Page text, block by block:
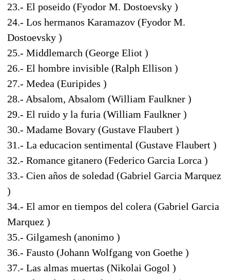
23.- El poseido (Fyodor M. Dostoevsky )
24.- Los hermanos Karamazov (Fyodor M.
Dostoevsky )
25.- Middlemarch (George Eliot )
26.- El hombre invisible (Ralph Ellison )
27.- Medea (Euripides )
28.- Absalom, Absalom (William Faulkner )
29.- El ruido y la furia (William Faulkner )
30.- Madame Bovary (Gustave Flaubert )
31.- La educacion sentimental (Gustave Flaubert )
32.- Romance gitanero (Federico Garcia Lorca )
33.- Cien años de soledad (Gabriel Garcia Marquez
)
34.- El amor en tiempos del colera (Gabriel Garcia
Marquez )
35.- Gilgamesh (anonimo )
36.- Fausto (Johann Wolfgang von Goethe )
37.- Las almas muertas (Nikolai Gogol )